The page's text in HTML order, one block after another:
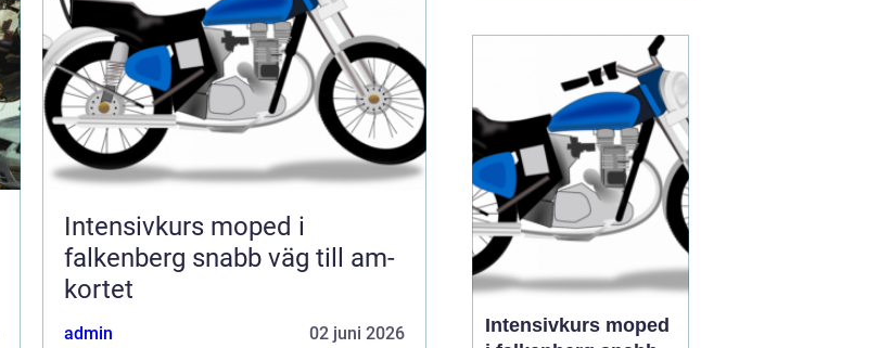
Intensivkurs moped i
falkenberg snabb väg till am-
kortet
admin 02 juni 2026
bildemontering
en fråga om
miljöansvar, ekonomi
och säker hanteri...
Intensivkurs moped